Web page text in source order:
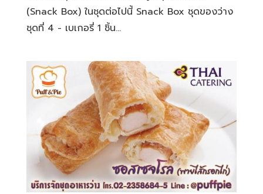
(Snack Box) ในชุดต่อไปนี้ Snack Box ชุดของว่าง
ชุดที่ 4 - เบเกอรี่ 1 ชิ้น...